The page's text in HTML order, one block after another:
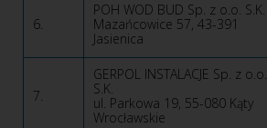
6.
POH WOD BUD Sp. z o.o. S.K.
Mazańcowice 57, 43-391
Jasienica
7.
GERPOL INSTALACJE Sp. z o.o.
S.K.
ul. Parkowa 19, 55-080 Kąty
Wrocławskie